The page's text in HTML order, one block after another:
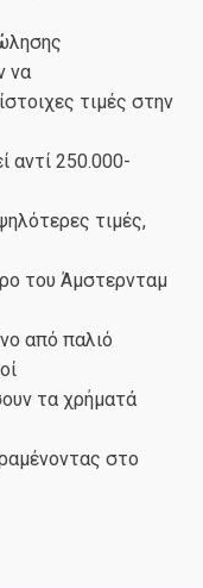
να
τιμές στην
αντί 250.000-
τιμές,
του Άμστερνταμ
από παλιό
τα χρήματά
στο